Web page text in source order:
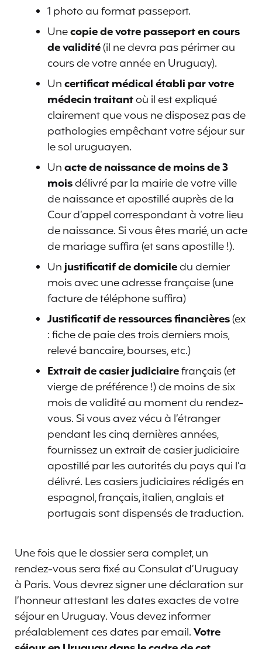
1 photo au format passeport.
Unecopie de votre passeport en cours
de validité(il ne devra pas périmer au
cours de votre année en Uruguay).
Uncertificat médical établi par votre
médecin traitantoù il est expliqué
clairement que vous ne disposez pas de
pathologies empêchant votre séjour sur
le sol uruguayen.
Unacte de naissance de moins de 3
moisdélivré par la mairie de votre ville
de naissance et apostillé auprès de la
Cour d’appel correspondant à votre lieu
de naissance. Si vous êtes marié, un acte
de mariage suffira (et sans apostille !).
Unjustificatif de domiciledu dernier
mois avec une adresse française (une
facture de téléphone suffira)
Justificatif de ressources financières(ex
: fiche de paie des trois derniers mois,
relevé bancaire, bourses, etc.)
Extrait de casier judiciairefrançais (et
vierge de préférence !) de moins de six
mois de validité au moment du rendez-
vous. Si vous avez vécu à l’étranger
pendant les cinq dernières années,
fournissez un extrait de casier judiciaire
apostillé par les autorités du pays qui l’a
délivré. Les casiers judiciaires rédigés en
espagnol, français, italien, anglais et
portugais sont dispensés de traduction.
Une fois que le dossier sera complet, un
rendez-vous sera fixé au Consulat d’Uruguay
à Paris. Vous devrez signer une déclaration sur
l’honneur attestant les dates exactes de votre
séjour en Uruguay. Vous devez informer
préalablement ces dates par email.Votre